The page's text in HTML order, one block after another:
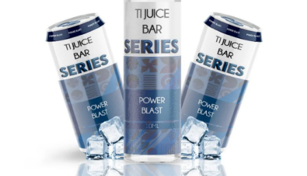
DÁRKOVÉ VOUCHERY
ATOMIZÉRY A CARTRIDGE
BATERIE A NABÍJEČKY
GRIPY & MODY